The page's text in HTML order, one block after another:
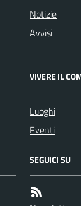
Notizie
Avvisi
VIVERE IL
Luoghi
Eventi
SEGUICI SU